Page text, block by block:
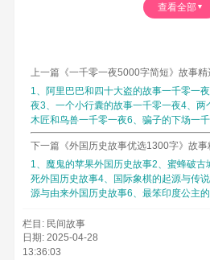
成长为华纳海姆的华纳神，
他作为人质来到了众神之中
在时代的浩劫之后，他将回
智慧有力的华纳神之家。
——《瓦夫塞鲁德尼尔之
华纳神族作为人质送来亚
后，也充分表现出了巨大的
了亚萨神中的重要成员。诺
查看全部
上一篇《一千零一夜5000字简短》故事精
1、阿里巴巴和四十大盗的故事一千零一
夜3、一个小行囊的故事一千零一夜4、两
木匠和鸟兽一千零一夜6、骗子的下场一千
下一篇《外国历史故事优选1300字》故事
1、魔鬼的苹果外国历史故事2、蜜蜂破古
死外国历史故事4、国际象棋的起源与传
源与由来外国历史故事6、最笨印度公主的
栏目: 民间故事
日期: 2025-04-28
13:36:03